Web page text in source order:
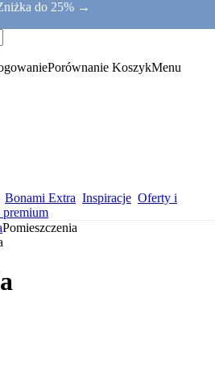
do 25% →
Porównanie KoszykMenu
Bonami Extra Inspiracje Oferty i
Pomieszczenia